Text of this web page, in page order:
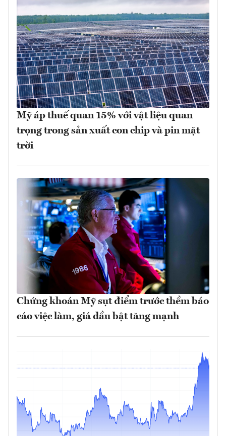
Mỹ áp thuế quan 15% với vật liệu quan
trọng trong sản xuất con chip và pin mặt
trời
Chứng khoán Mỹ sụt điểm trước thềm báo
cáo việc làm, giá dầu bật tăng mạnh